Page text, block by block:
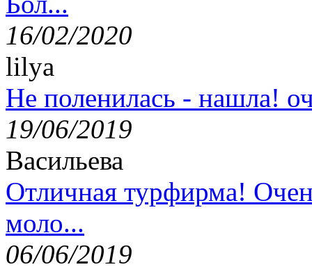
16/02/2020
lilya
Не поленилась - нашла!
19/06/2019
Васильева
Отличная турфирма!
моло...
06/06/2019